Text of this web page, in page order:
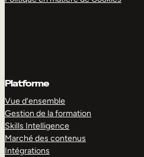
Platforme
Vue d’ensemble
Gestion de la formation
Skills Intelligence
Marché des contenus
Intégrations